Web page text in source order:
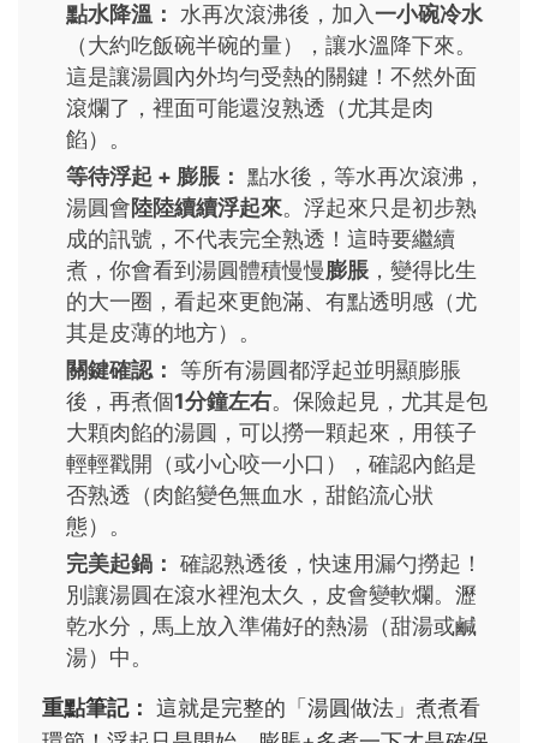
點水降溫： 水再次滾沸後，加入一小碗冷水
（大約吃飯碗半碗的量），讓水溫降下來。
這是讓湯圓內外均勻受熱的關鍵！不然外面
滾爛了，裡面可能還沒熟透（尤其是肉
餡）。
等待浮起 + 膨脹： 點水後，等水再次滾沸，
湯圓會陸陸續續浮起來。浮起來只是初步熟
成的訊號，不代表完全熟透！這時要繼續
煮，你會看到湯圓體積慢慢膨脹 ，變得比生
的大一圈，看起來更飽滿、有點透明感（尤
其是皮薄的地方）。
關鍵確認： 等所有湯圓都浮起並明顯膨脹
後，再煮個1分鐘左右。保險起見，尤其是包
大顆肉餡的湯圓，可以撈一顆起來，用筷子
輕輕戳開（或小心咬一小口），確認內餡是
否熟透（肉餡變色無血水，甜餡流心狀
態）。
完美起鍋： 確認熟透後，快速用漏勺撈起！
別讓湯圓在滾水裡泡太久，皮會變軟爛。瀝
乾水分，馬上放入準備好的熱湯（甜湯或鹹
湯）中。
重點筆記： 這就是完整的「湯圓做法」煮煮看